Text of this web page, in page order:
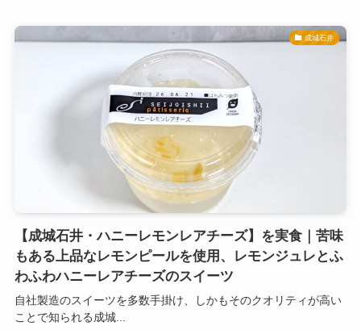
成城石井
【成城石井・ハニーレモンレアチーズ】を実食｜苦味
もある上品なレモンピールを使用、レモンジュレとふ
わふわハニーレアチーズのスイーツ
自社製造のスイーツを多数手掛け、しかもそのクオリティが高い
ことで知られる成城...